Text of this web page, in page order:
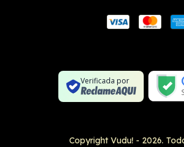
Verificada por
Copyright Vudu! - 2026.